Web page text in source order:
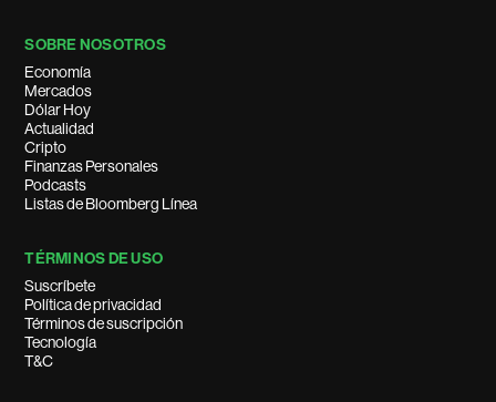
SOBRE NOSOTROS
Economía
Mercados
Dólar Hoy
Actualidad
Cripto
Finanzas Personales
Podcasts
Listas de Bloomberg Línea
TÉRMINOS DE USO
Suscríbete
Política de privacidad
Términos de suscripción
Tecnología
T&C